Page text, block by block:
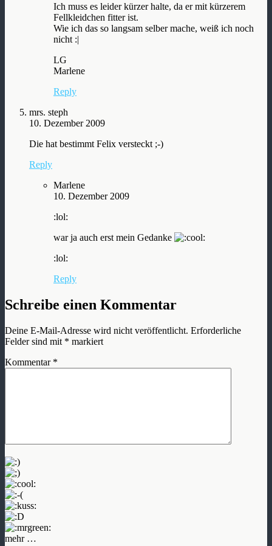
Ich muss es leider kürzer halte, da er mit kürzerem
Fellkleidchen fitter ist.
Wie ich das so langsam selber mache, weiß ich noch
nicht :|
LG
Marlene
Reply
mrs. steph
10. Dezember 2009
Die hat bestimmt Felix versteckt ;-)
Reply
Marlene
10. Dezember 2009
:lol:
war ja auch erst mein Gedanke
:lol:
Reply
Schreibe einen Kommentar
Deine E-Mail-Adresse wird nicht veröffentlicht. Erforderliche
Felder sind mit * markiert
Kommentar *
mehr …